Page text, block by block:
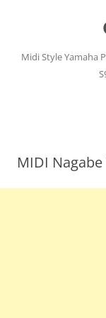
Midi Style Yamaha
MIDI